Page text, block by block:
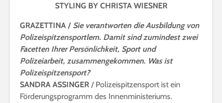
STYLING BY CHRISTA WIESNER
GRAZETTINA / Sie verantworten die Ausbildung von
Polizeispitzensportlern. Damit sind zumindest zwei
Facetten Ihrer Persönlichkeit, Sport und
Polizeiarbeit, zusammengekommen. Was ist
Polizeispitzensport?
SANDRA ASSINGER / Polizeispitzensport ist ein
Förderungsprogramm des Innenministeriums.